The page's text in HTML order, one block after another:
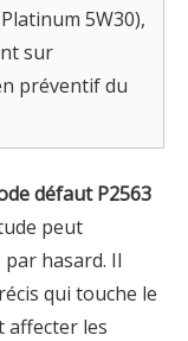
5W30),
sur
préventif du
défaut P2563
peut
par hasard. Il
qui touche le
affecter les